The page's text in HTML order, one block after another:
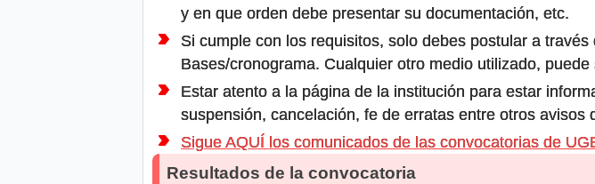
y en que orden debe presentar su documentación, etc.
Si cumple con los requisitos, solo debes postular a
Bases/cronograma. Cualquier otro medio utilizado,
Estar atento a la página de la institución para estar
suspensión, cancelación, fe de erratas entre otros
Sigue AQUÍ los comunicados de las convocatorias de
Resultados de la convocatoria